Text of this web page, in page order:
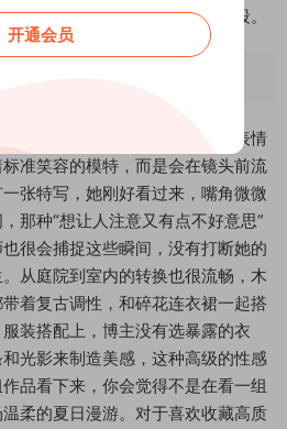
阳光下为你记录下来的私人片段。
部分，那我一定会说是博主的表情
准笑容的模特，而是会在镜头前流
张特写，她刚好看过来，嘴角微微
那种“想让人注意又有点不好意思”
很会捕捉这些瞬间，没有打断她的
从庭院到室内的转换也很流畅，木
着复古调性，和碎花连衣裙一起搭
装搭配上，博主没有选暴露的衣
光影来制造美感，这种高级的性感
品看下来，你会觉得不是在看一组
柔的夏日漫游。对于喜欢收藏高质
开通会员